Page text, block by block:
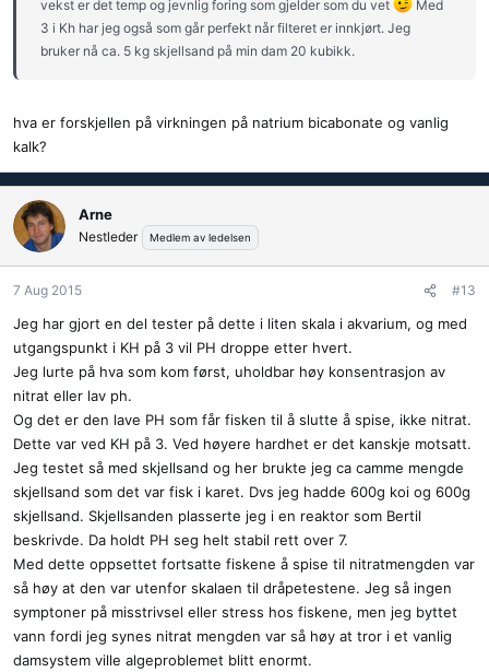
vekst er det temp og jevnlig foring som gjelder som du vet
Med
3 i Kh har jeg også som går perfekt når filteret er innkjørt. Jeg
bruker nå ca. 5 kg skjellsand på min dam 20 kubikk.
hva er forskjellen på virkningen på natrium bicabonate og vanlig
kalk?
Arne
Nestleder Medlem av ledelsen
7 Aug 2015 #13
Jeg har gjort en del tester på dette i liten skala i akvarium, og med
utgangspunkt i KH på 3 vil PH droppe etter hvert.
Jeg lurte på hva som kom først, uholdbar høy konsentrasjon av
nitrat eller lav ph.
Og det er den lave PH som får fisken til å slutte å spise, ikke nitrat.
Dette var ved KH på 3. Ved høyere hardhet er det kanskje motsatt.
Jeg testet så med skjellsand og her brukte jeg ca camme mengde
skjellsand som det var fisk i karet. Dvs jeg hadde 600g koi og 600g
skjellsand. Skjellsanden plasserte jeg i en reaktor som Bertil
beskrivde. Da holdt PH seg helt stabil rett over 7.
Med dette oppsettet fortsatte fiskene å spise til nitratmengden var
så høy at den var utenfor skalaen til dråpetestene. Jeg så ingen
symptoner på misstrivsel eller stress hos fiskene, men jeg byttet
vann fordi jeg synes nitrat mengden var så høy at tror i et vanlig
damsystem ville algeproblemet blitt enormt.